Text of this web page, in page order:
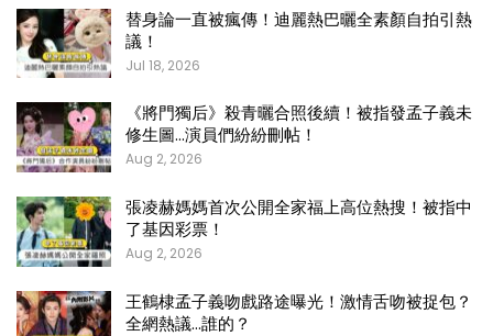
替身論一直被瘋傳！迪麗熱巴曬全素顏自拍引熱
議！
Jul 18, 2026
《將門獨后》殺青曬合照後續！被指發孟子義未
修生圖…演員們紛紛刪帖！
Aug 2, 2026
張凌赫媽媽首次公開全家福上高位熱搜！被指中
了基因彩票！
Aug 2, 2026
王鶴棣孟子義吻戲路途曝光！激情舌吻被捉包？
全網熱議…誰的？